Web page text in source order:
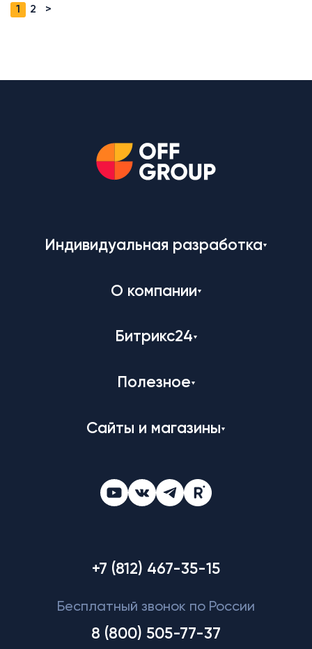
1 2 >
Индивидуальная разработка
О компании
Битрикс24
Полезное
Сайты и магазины
+7 (812) 467-35-15
Бесплатный звонок по России
8 (800) 505-77-37